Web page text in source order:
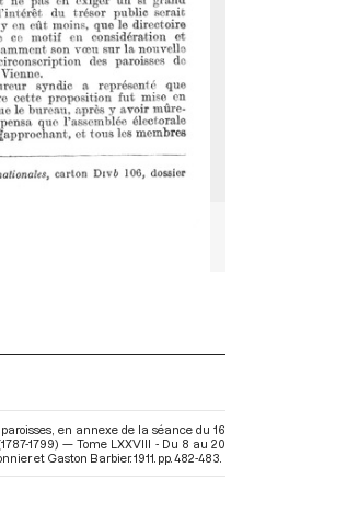
en annexe de la séance du 16
1799) — Tome LXXVIII - Du 8 au 20
et Gaston Barbier. 1911. pp. 482-483.